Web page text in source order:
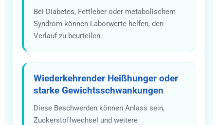
Bei Diabetes, Fettleber oder metabolischem
Syndrom können Laborwerte helfen, den
Verlauf zu beurteilen.
Wiederkehrender Heißhunger oder
starke Gewichtsschwankungen
Diese Beschwerden können Anlass sein,
Zuckerstoffwechsel und weitere